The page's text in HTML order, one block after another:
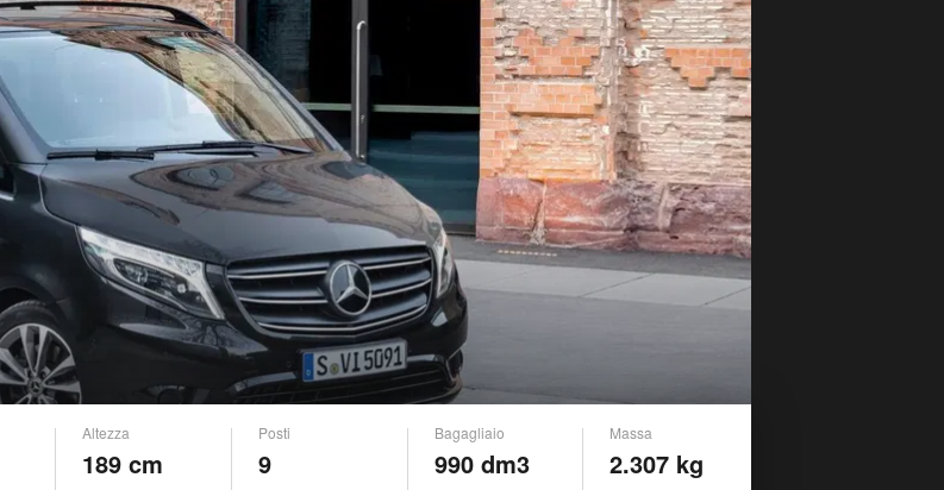
Altezza
189 cm
Posti
9
Bagagliaio
990 dm3
Massa
2.307 kg